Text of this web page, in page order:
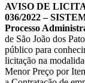
AVISO DE
036/2022 –
Processo
de São João dos
público para
licitação na
Menor Preço por